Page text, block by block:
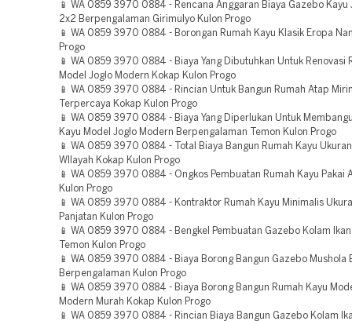
📱 WA 0859 3970 0884 - Rencana Anggaran Biaya Gazebo Kayu
2x2 Berpengalaman Girimulyo Kulon Progo
📱 WA 0859 3970 0884 - Borongan Rumah Kayu Klasik Eropa
Progo
📱 WA 0859 3970 0884 - Biaya Yang Dibutuhkan Untuk Renovasi
Model Joglo Modern Kokap Kulon Progo
📱 WA 0859 3970 0884 - Rincian Untuk Bangun Rumah Atap
Terpercaya Kokap Kulon Progo
📱 WA 0859 3970 0884 - Biaya Yang Diperlukan Untuk
Kayu Model Joglo Modern Berpengalaman Temon Kulon Progo
📱 WA 0859 3970 0884 - Total Biaya Bangun Rumah Kayu
WIlayah Kokap Kulon Progo
📱 WA 0859 3970 0884 - Ongkos Pembuatan Rumah Kayu Pakai
Kulon Progo
📱 WA 0859 3970 0884 - Kontraktor Rumah Kayu Minimalis
Panjatan Kulon Progo
📱 WA 0859 3970 0884 - Bengkel Pembuatan Gazebo Kolam
Temon Kulon Progo
📱 WA 0859 3970 0884 - Biaya Borong Bangun Gazebo Mushola
Berpengalaman Kulon Progo
📱 WA 0859 3970 0884 - Biaya Borong Bangun Rumah Kayu
Modern Murah Kokap Kulon Progo
📱 WA 0859 3970 0884 - Rincian Biaya Bangun Gazebo Kolam